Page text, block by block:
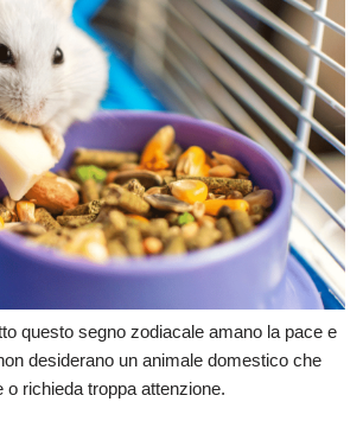
questo segno zodiacale amano la pace e
desiderano un animale domestico che
richieda troppa attenzione.